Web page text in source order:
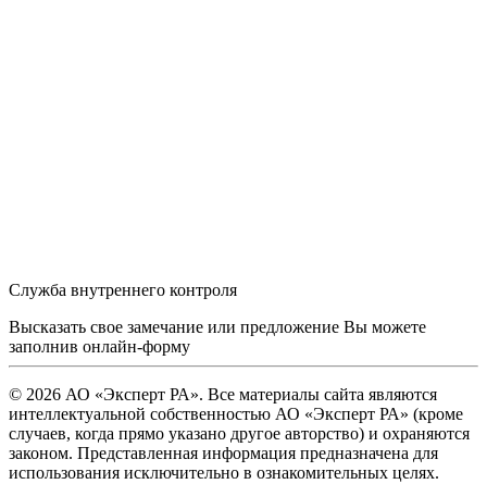
Служба внутреннего контроля
Высказать свое замечание или предложение Вы можете
заполнив онлайн-форму
© 2026 АО «Эксперт РА». Все материалы сайта являются
интеллектуальной собственностью АО «Эксперт РА» (кроме
случаев, когда прямо указано другое авторство) и охраняются
законом. Представленная информация предназначена для
использования исключительно в ознакомительных целях.